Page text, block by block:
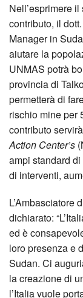
Nell’esprimere
contributo, il
Manager in
aiutare la
UNMAS potrà
provincia di
permetterà di
rischio mine per
contributo
Action Center’s
ampi standard
di interventi,
L’Ambasciatore
dichiarato:
ed è
loro presenza e
Sudan. Ci
la creazione di
l’Italia vuole